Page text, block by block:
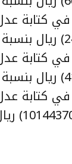
كتابة
كتابة
في كتابة